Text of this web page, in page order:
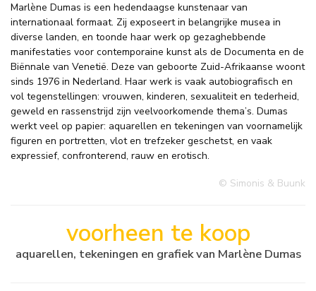
Marlène Dumas is een hedendaagse kunstenaar van
internationaal formaat. Zij exposeert in belangrijke musea in
diverse landen, en toonde haar werk op gezaghebbende
manifestaties voor contemporaine kunst als de Documenta en de
Biënnale van Venetië. Deze van geboorte Zuid-Afrikaanse woont
sinds 1976 in Nederland. Haar werk is vaak autobiografisch en
vol tegenstellingen: vrouwen, kinderen, sexualiteit en tederheid,
geweld en rassenstrijd zijn veelvoorkomende thema’s. Dumas
werkt veel op papier: aquarellen en tekeningen van voornamelijk
figuren en portretten, vlot en trefzeker geschetst, en vaak
expressief, confronterend, rauw en erotisch.
© Simonis & Buunk
voorheen te koop
aquarellen, tekeningen en grafiek van Marlène Dumas